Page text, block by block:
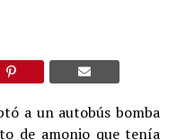
a un autobús bomba
de amonio que tenía